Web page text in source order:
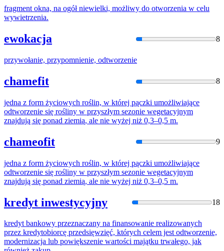
fragment okna, na ogół niewielki, możliwy do otworzenia w celu
wywietrzenia.
ewokacja 8
przywołanie, przypomnienie, odtworzenie
chamefit 8
jedna z form życiowych roślin, w której pączki umożliwiające
odtworzenie się rośliny w przyszłym sezonie wegetacyjnym
znajdują się ponad ziemią, ale nie wyżej niż 0,3–0,5 m.
chameofit 9
jedna z form życiowych roślin, w której pączki umożliwiające
odtworzenie się rośliny w przyszłym sezonie wegetacyjnym
znajdują się ponad ziemią, ale nie wyżej niż 0,3–0,5 m.
kredyt inwestycyjny 18
kredyt bankowy przeznaczany na finansowanie realizowanych
przez kredytobiorcę przedsięwzięć, których celem jestodtworzenie,
modernizacja lub powiększenie wartości majątku trwałego, jak